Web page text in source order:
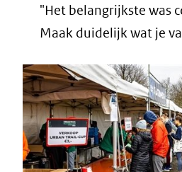
"Het belangrijkste was
Maak duidelijk wat je